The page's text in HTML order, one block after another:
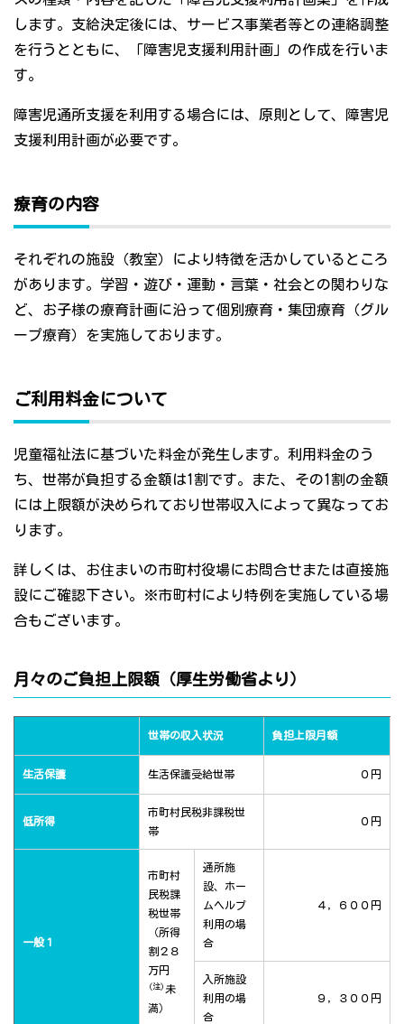
します。支給決定後には、サービス事業者等との連絡調整
を行うとともに、「障害児支援利用計画」の作成を行いま
す。
障害児通所支援を利用する場合には、原則として、障害児
支援利用計画が必要です。
療育の内容
それぞれの施設（教室）により特徴を活かしているところ
があります。学習・遊び・運動・言葉・社会との関わりな
ど、お子様の療育計画に沿って個別療育・集団療育（グル
ープ療育）を実施しております。
ご利用料金について
児童福祉法に基づいた料金が発生します。利用料金のう
ち、世帯が負担する金額は1割です。また、その1割の金額
には上限額が決められており世帯収入によって異なってお
ります。
詳しくは、お住まいの市町村役場にお問合せまたは直接施
設にご確認下さい。※市町村により特例を実施している場
合もございます。
月々のご負担上限額（厚生労働省より）
世帯の収入状況 負担上限月額
生活保護 生活保護受給世帯 ０円
低所得
市町村民税非課税世
帯
０円
一般１
市町村
民税課
税世帯
（所得
割２８
万円
(注) 未
満）
通所施
設、ホー
ムヘルプ
利用の場
合
４，６００円
入所施設
利用の場
合
９，３００円